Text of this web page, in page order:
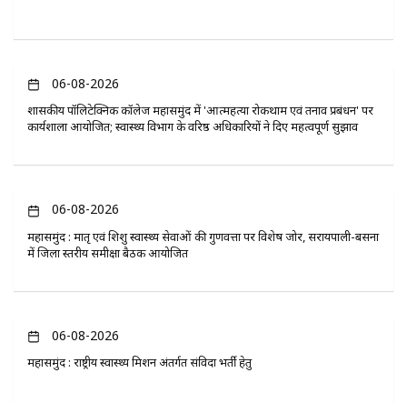
06-08-2026
​शासकीय पॉलिटेक्निक कॉलेज महासमुंद में 'आत्महत्या रोकथाम एवं तनाव प्रबंधन' पर
कार्यशाला आयोजित; स्वास्थ्य विभाग के वरिष्ठ अधिकारियों ने दिए महत्वपूर्ण सुझाव
06-08-2026
महासमुंद : मातृ एवं शिशु स्वास्थ्य सेवाओं की गुणवत्ता पर विशेष जोर, सरायपाली-बसना
में जिला स्तरीय समीक्षा बैठक आयोजित
06-08-2026
महासमुंद : राष्ट्रीय स्वास्थ्य मिशन अंतर्गत संविदा भर्ती हेतु